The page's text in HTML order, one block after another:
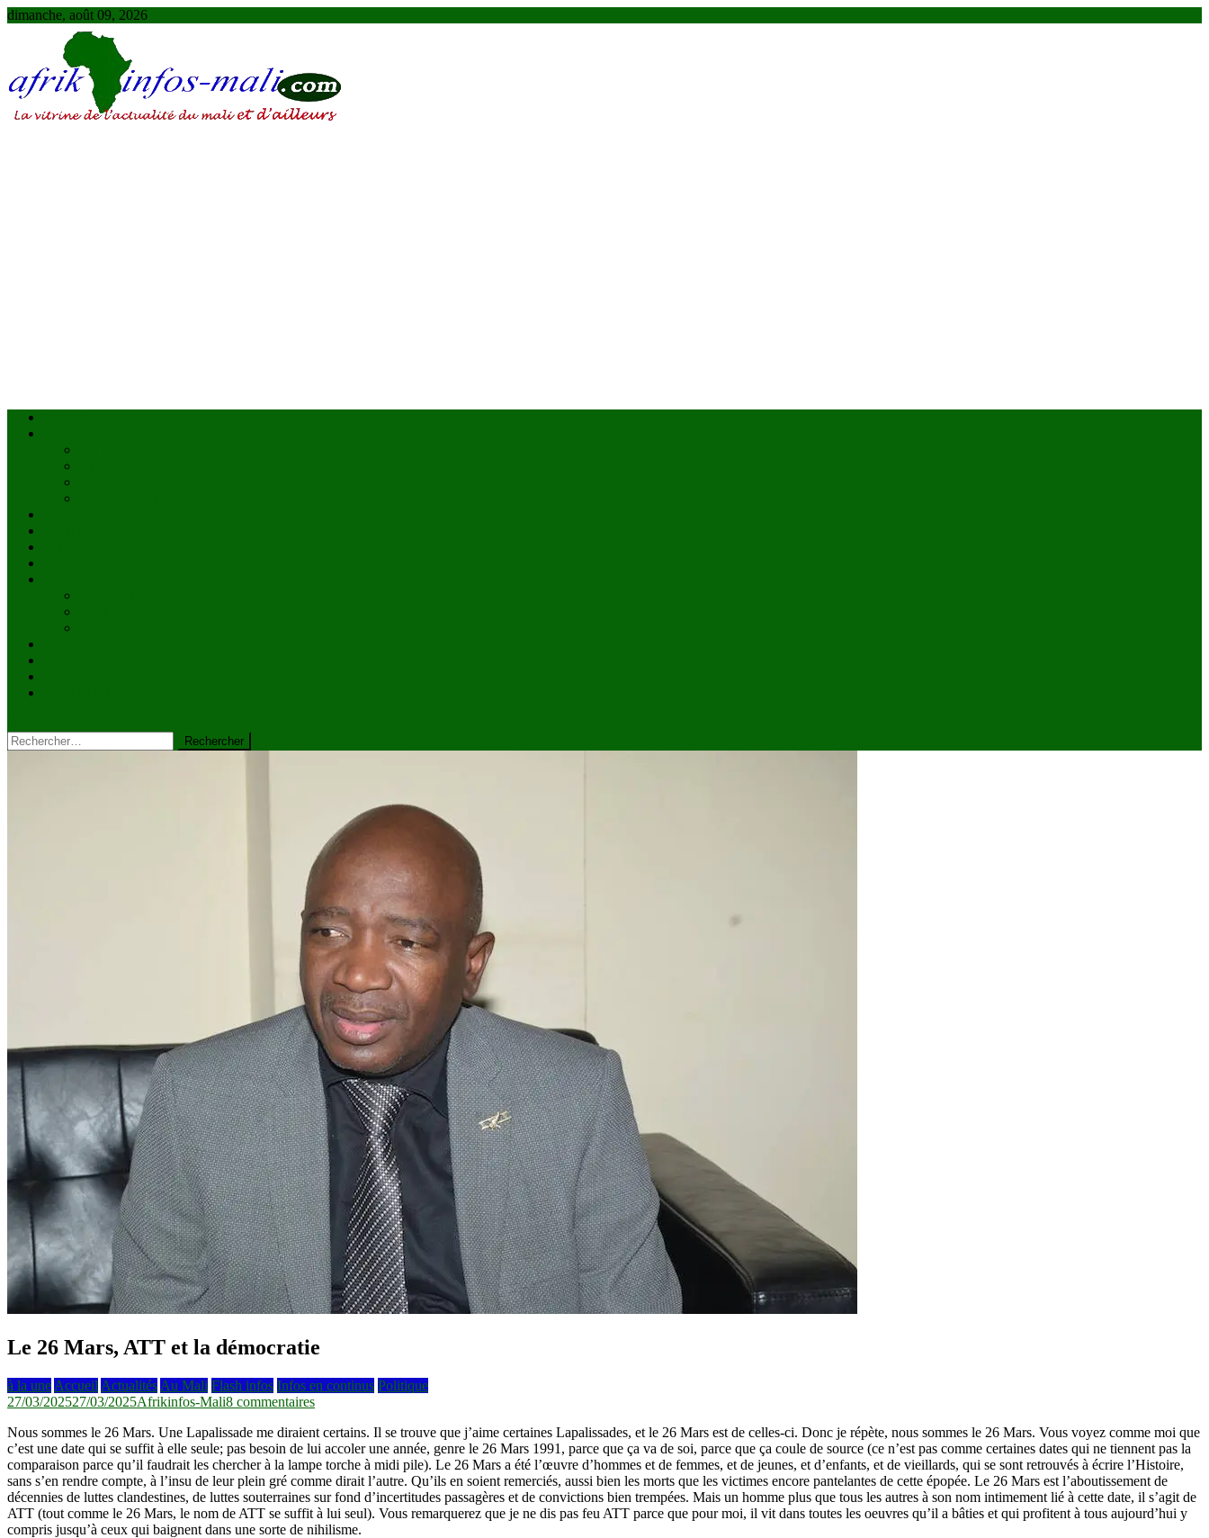
Skip
dimanche, août 09, 2026
Rechercher :
Le 26 Mars, ATT et la démocratie
à la une Accueil Actualités Au Mali Flash infos Infos en continus Politique
27/03/202527/03/2025Afrikinfos-Mali8 commentairessur
26
Mars,
ATT
et
la
démocratie
Nous sommes le 26 Mars. Une Lapalissade me diraient certains. Il se trouve que j’aime certaines Lapalissades, et le 26 Mars est de celles-ci. Donc je répète, nous sommes le 26 Mars. Vous voyez comme moi que
c’est une date qui se suffit à elle seule; pas besoin de lui accoler une année, genre le 26 Mars 1991, parce que ça va de soi, parce que ça coule de source (ce n’est pas comme certaines dates qui ne tiennent pas la
comparaison parce qu’il faudrait les chercher à la lampe torche à midi pile). Le 26 Mars a été l’œuvre d’hommes et de femmes, et de jeunes, et d’enfants, et de vieillards, qui se sont retrouvés à écrire l’Histoire,
sans s’en rendre compte, à l’insu de leur plein gré comme dirait l’autre. Qu’ils en soient remerciés, aussi bien les morts que les victimes encore pantelantes de cette épopée. Le 26 Mars est l’aboutissement de
décennies de luttes clandestines, de luttes souterraines sur fond d’incertitudes passagères et de convictions bien trempées. Mais un homme plus que tous les autres à son nom intimement lié à cette date, il s’agit de
ATT (tout comme le 26 Mars, le nom de ATT se suffit à lui seul). Vous remarquerez que je ne dis pas feu ATT parce que pour moi, il vit dans toutes les oeuvres qu’il a bâties et qui profitent à tous aujourd’hui y
compris jusqu’à ceux qui baignent dans une sorte de nihilisme.